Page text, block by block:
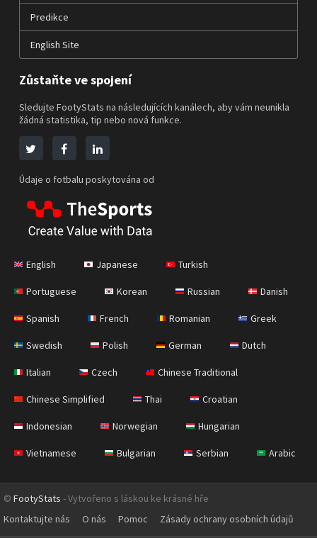
Predikce
English Site
Zůstaňte ve spojení
Sledujte FootyStats na následujících kanálech, aby vám neunikla
žádná statistika, tip nebo nová funkce.
Údaje o fotbalu poskytována od
English Japanese Turkish
Portuguese Korean Russian Danish
Spanish French Romanian Greek
Swedish Polish German Dutch
Italian Czech Chinese Traditional
Chinese Simplified Thai Croatian
Indonesian Norwegian Hungarian
Vietnamese Bulgarian Serbian Arabic
© FootyStats - Vytvořeno s láskou ke krásné hře
Kontaktujte nás
O nás Pomoc Zásady ochrany osobních údajů